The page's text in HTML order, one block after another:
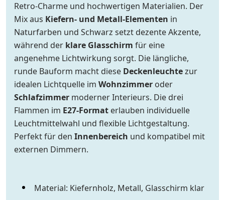
Retro-Charme und hochwertigen Materialien. Der
Mix aus Kiefern- und Metall-Elementen in
Naturfarben und Schwarz setzt dezente Akzente,
während der klare Glasschirm für eine
angenehme Lichtwirkung sorgt. Die längliche,
runde Bauform macht diese Deckenleuchtezur
idealen Lichtquelle im Wohnzimmer oder
Schlafzimmer moderner Interieurs. Die drei
Flammen im E27-Format erlauben individuelle
Leuchtmittelwahl und flexible Lichtgestaltung.
Perfekt für den Innenbereich und kompatibel mit
externen Dimmern.
Material: Kiefernholz, Metall, Glasschirm klar